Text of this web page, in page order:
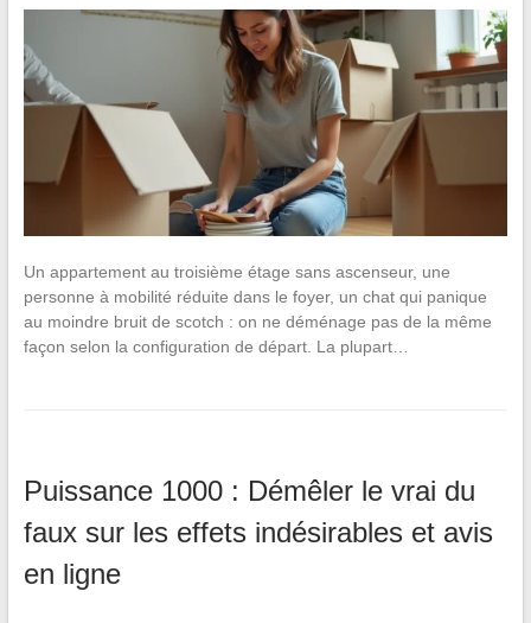
Un appartement au troisième étage sans ascenseur, une
personne à mobilité réduite dans le foyer, un chat qui panique
au moindre bruit de scotch : on ne déménage pas de la même
façon selon la configuration de départ. La plupart…
Puissance 1000 : Démêler le vrai du
faux sur les effets indésirables et avis
en ligne